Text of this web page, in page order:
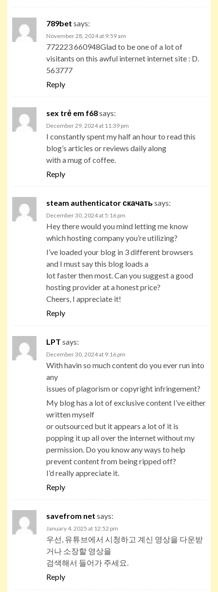
789bet says:
November 28, 2024 at 9:59 am
772223 660948Glad to be one of a lot of
visitants on this awful internet internet site : D.
563777
Reply
sex trẻ em f68says:
December 29, 2024 at 11:39 pm
I constantly spent my half an hour to read this
blog’s articles or reviews daily along
with a mug of coffee.
Reply
steam authenticator скачатьsays:
December 30, 2024 at 5:16 pm
Hey there would you mind letting me know
which hosting company you’re utilizing?
I’ve loaded your blog in 3 different browsers
and I must say this blog loads a
lot faster then most. Can you suggest a good
hosting provider at a honest price?
Cheers, I appreciate it!
Reply
LPT says:
December 30, 2024 at 9:16 pm
With havin so much content do you ever run into
any
issues of plagorism or copyright infringement?
My blog has a lot of exclusive content I’ve either
written myself
or outsourced but it appears a lot of it is
popping it up all over the internet without my
permission. Do you know any ways to help
prevent content from being ripped off?
I’d really appreciate it.
Reply
savefrom net says:
January 4, 2025 at 12:52 pm
우선, 유튜브에서 시청하고 계신 영상을 다운받
거나 소장할 영상을
검색해서 들어가 주세요.
Reply